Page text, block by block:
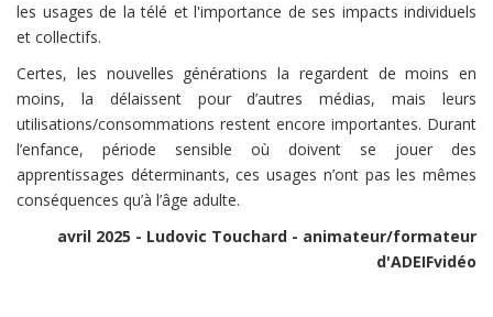
les usages de la télé et l'importance de ses impacts individuels
et collectifs.
Certes, les nouvelles générations la regardent de moins en
moins, la délaissent pour d’autres médias, mais leurs
utilisations/consommations restent encore importantes. Durant
l’enfance, période sensible où doivent se jouer des
apprentissages déterminants, ces usages n’ont pas les mêmes
conséquences qu’à l’âge adulte.
avril 2025 - Ludovic Touchard - animateur/formateur
d'ADEIFvidéo